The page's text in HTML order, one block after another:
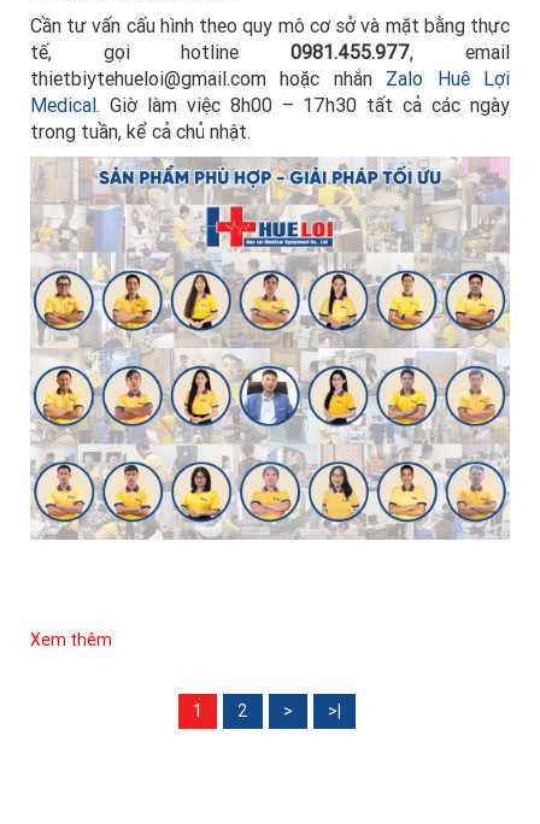
Cần tư vấn cấu hình theo quy mô cơ sở và mặt bằng thực
tế, gọi hotline 0981.455.977, email
thietbiytehueloi@gmail.com hoặc nhắn Zalo Huê Lợi
Medical. Giờ làm việc 8h00 – 17h30 tất cả các ngày
trong tuần, kể cả chủ nhật.
Xem thêm
1 2 > >|